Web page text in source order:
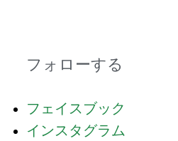
フォローする
フェイスブック
インスタグラム